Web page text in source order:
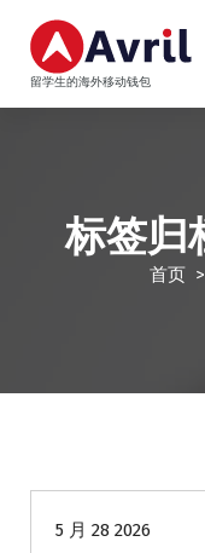
留学生的海外移动钱包
标签归
首页>
5 月 28 2026